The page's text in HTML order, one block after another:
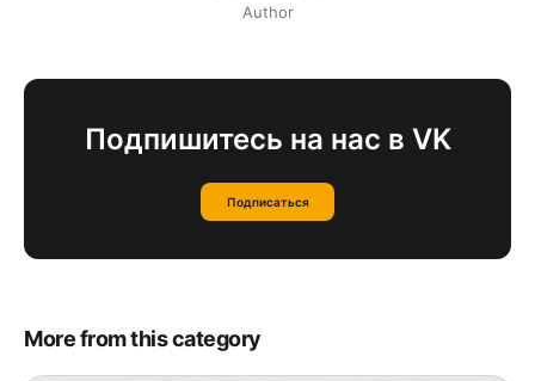
Author
Подпишитесь на нас в VK
Подписаться
More from this category